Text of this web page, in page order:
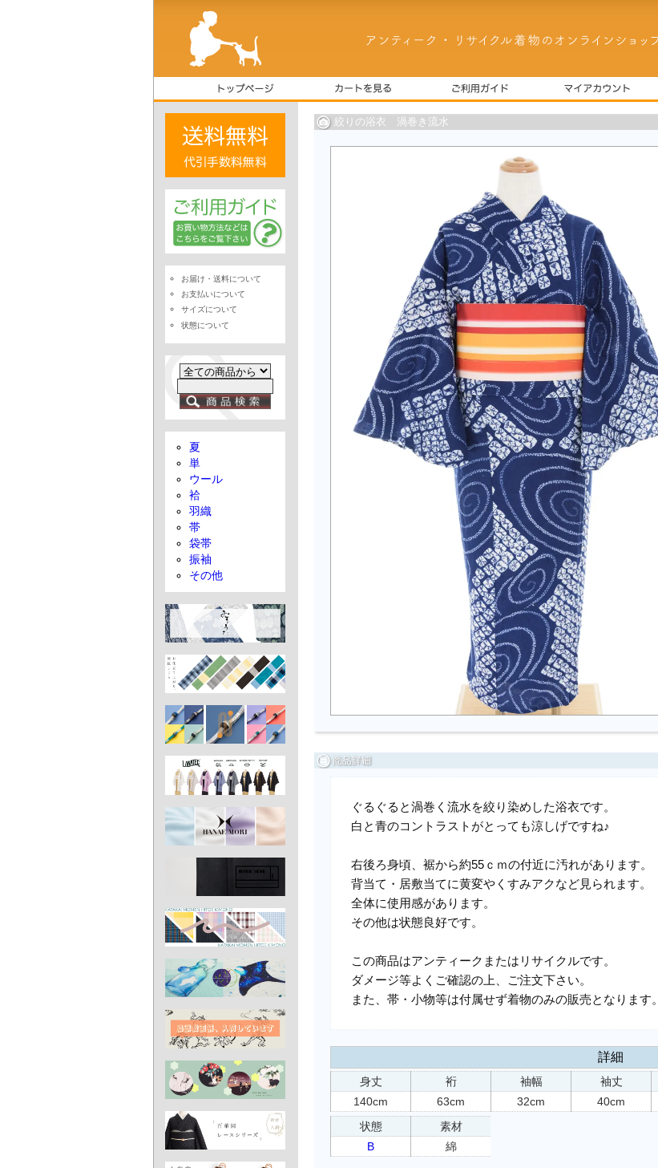
絞りの浴衣 渦巻き流水
ぐるぐると渦巻く流水を絞り染めした浴衣です。
白と青のコントラストがとっても涼しげですね♪
右後ろ身頃、裾から約55ｃｍの付近に汚れがあります。
背当て・居敷当てに黄変やくすみアクなど見られます。
全体に使用感があります。
その他は状態良好です。
この商品はアンティークまたはリサイクルです。
ダメージ等よくご確認の上、ご注文下さい。
また、帯・小物等は付属せず着物のみの販売となります。
詳細
身丈
140cm
裄
63cm
袖幅
32cm
袖丈
40cm
状態
B
素材
綿
お届け・送料について
お支払いについて
サイズについて
状態について
夏
単
ウール
袷
羽織
帯
袋帯
振袖
その他